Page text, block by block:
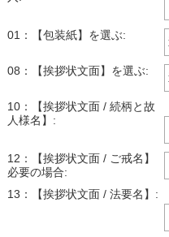
01：【包装紙】を選ぶ:
08：【挨拶状文面】を選ぶ:
10：【挨拶状文面 / 続柄と故
人様名】:
12：【挨拶状文面 / ご戒名】
必要の場合:
13：【挨拶状文面 / 法要名】: